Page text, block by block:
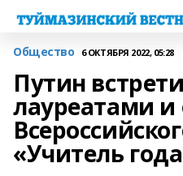
Общество 6 ОКТЯБРЯ 2022, 05:28
Путин
лауреатами
«Учитель